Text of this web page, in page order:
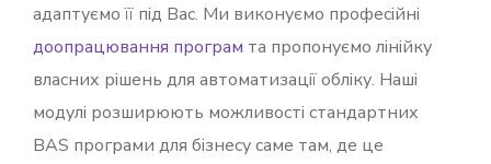
адаптуємо її під Вас. Ми виконуємо професійні
доопрацювання програм та пропонуємо лінійку
власних рішень для автоматизації обліку. Наші
модулі розширюють можливості стандартних
BAS програми для бізнесу саме там, де це